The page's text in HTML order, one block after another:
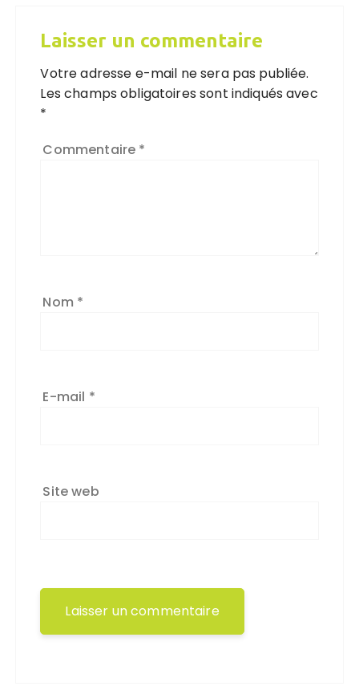
Laisser un commentaire
Votre adresse e-mail ne sera pas publiée.
Les champs obligatoires sont indiqués avec
*
Commentaire *
Nom *
E-mail *
Site web